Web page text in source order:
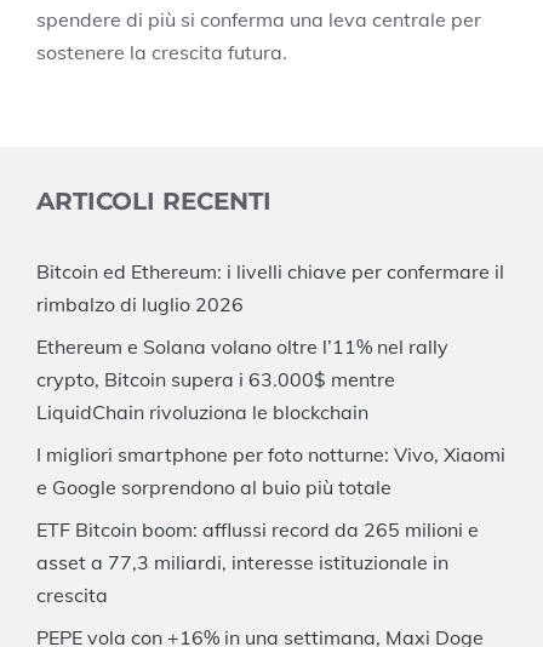
spendere di più si conferma una leva centrale per
sostenere la crescita futura.
ARTICOLI RECENTI
Bitcoin ed Ethereum: i livelli chiave per confermare il
rimbalzo di luglio 2026
Ethereum e Solana volano oltre l’11% nel rally
crypto, Bitcoin supera i 63.000$ mentre
LiquidChain rivoluziona le blockchain
I migliori smartphone per foto notturne: Vivo, Xiaomi
e Google sorprendono al buio più totale
ETF Bitcoin boom: afflussi record da 265 milioni e
asset a 77,3 miliardi, interesse istituzionale in
crescita
PEPE vola con +16% in una settimana, Maxi Doge